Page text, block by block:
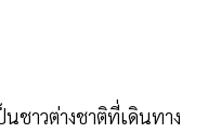
ชาวต่างชาติที่เดินทาง